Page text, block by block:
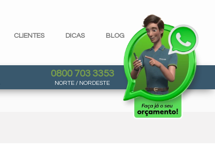
CLIENTES DICAS BLOG
0800 703 3353
NORTE / NORDESTE